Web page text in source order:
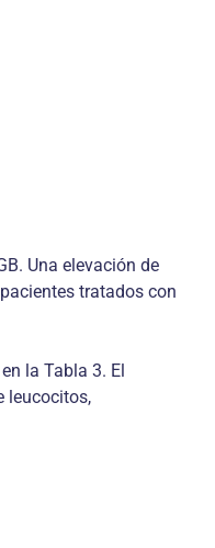
Una elevación de
tratados con
la Tabla 3. El
leucocitos,